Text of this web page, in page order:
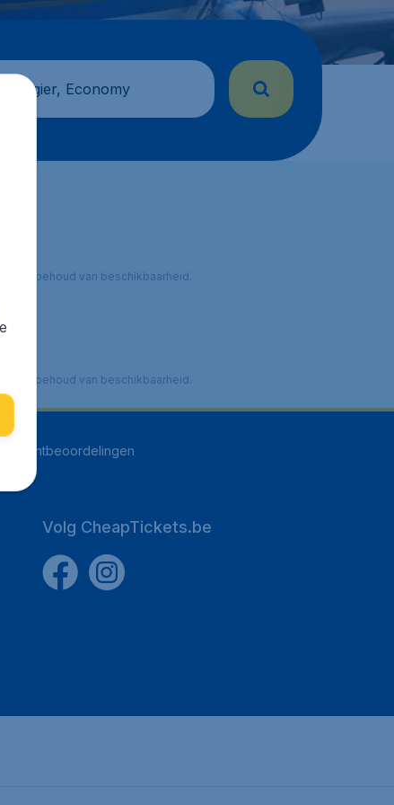
Economy
voorbehoud van beschikbaarheid.
voorbehoud van beschikbaarheid.
klantbeoordelingen
Volg CheapTickets.be